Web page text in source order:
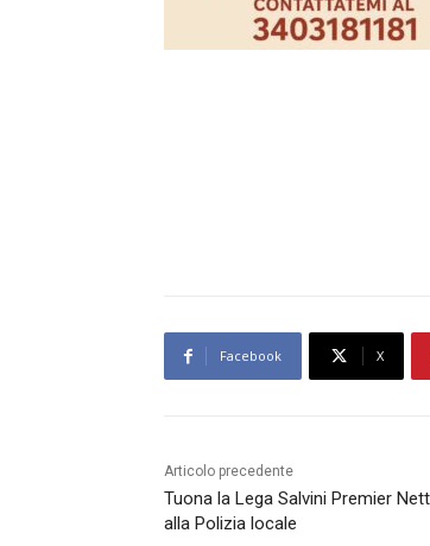
Facebook X
Articolo precedente
Tuona la Lega Salvini Premier
alla Polizia locale